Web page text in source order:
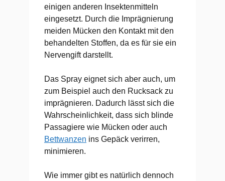
einigen anderen Insektenmitteln
eingesetzt. Durch die Imprägnierung
meiden Mücken den Kontakt mit den
behandelten Stoffen, da es für sie ein
Nervengift darstellt.
Das Spray eignet sich aber auch, um
zum Beispiel auch den Rucksack zu
imprägnieren. Dadurch lässt sich die
Wahrscheinlichkeit, dass sich blinde
Passagiere wie Mücken oder auch
Bettwanzen ins Gepäck verirren,
minimieren.
Wie immer gibt es natürlich dennoch